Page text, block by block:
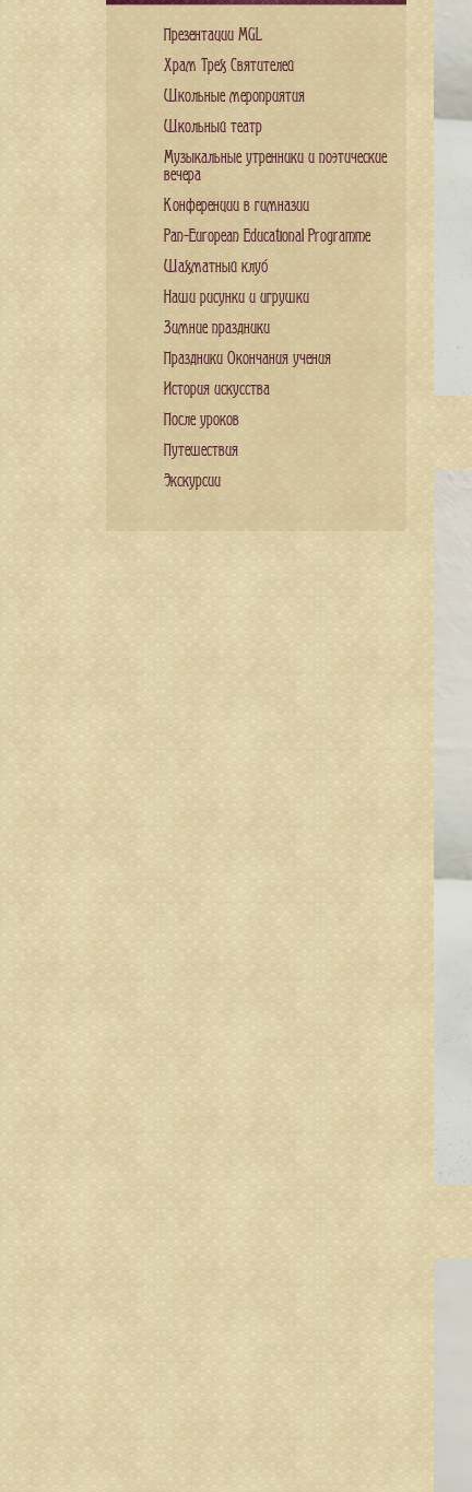
Презентации MGL
Храм Трех Святителей
Школьные мероприятия
Школьный театр
Музыкальные утренники и поэтические
вечера
Конференции в гимназии
Pan-European Educational Programme
Шахматный клуб
Наши рисунки и игрушки
Зимние праздники
Праздники Окончания учения
История искусства
После уроков
Путешествия
Экскурсии